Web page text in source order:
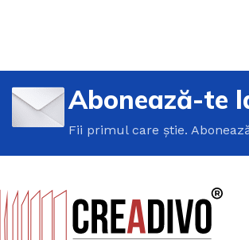
Abonează-te
Fii primul care știe.